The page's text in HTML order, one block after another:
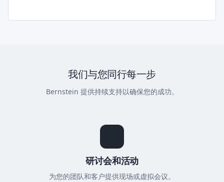
我们与您同行每一步
Bernstein 提供持续支持以确保您的成功。
研讨会和活动
为您的团队和客户提供现场或虚拟会议。